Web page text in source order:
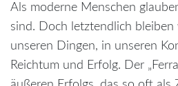
Als moderne Menschen
sind. Doch letztendlich
unseren Dingen, in unseren
Reichtum und Erfolg. Der